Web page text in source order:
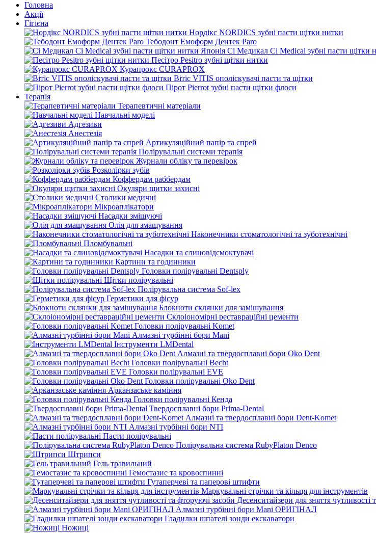
Головна
Акції
Гігієна
Нордікс NORDICS зубні пасти щітки нитки
Тебодонт Емоформ Дентек Paro
Сі Медикал Ci Medical зубні пасти щітки
Песітро Pesitro зубні щітки нитки
Курапрокс CURAPROX
Вітіс VITIS ополіскувачі пасти та щітки
Пірот Pierrot зубні пасти щітки флоси
Терапія
Терапевтичні матеріали
Навчальні моделі
Адгезиви
Анестезія
Артикуляційний папір та спрей
Полірувальні системи терапія
Журнали обліку та перевірок
Розколірки зубів
Коффердам раббердам
Окуляри щитки захисні
Столики медичні
Мікроаплікатори
Насадки змішуючі
Олія для змащування
Наконечники стоматологічні та зуботехнічні
Пломбувальні
Насадки та слиновідсмоктувачі
Картини та годинники
Головки полірувальні Dentsply
Щітки полірувальні
Полірувальна система Sof-lex
Герметики для фісур
Блокноти склянки для замішування
Склоіономірні реставраційні цементи
Головки полірувальні Komet
Алмазні турбінні бори Mani
Інструменти LMDental
Алмазні та твердосплавні бори Oko Dent
Головки полірувальні Becht
Головки полірувальні EVE
Головки полірувальні Oko Dent
Арканзаське каміння
Головки полірувальні Кенда
Твердосплавні бори Prima-Dental
Алмазні та твердосплавні бори Dent-Komet
Алмазні турбінні бори NTI
Пасти полірувальні
Полірувальна система RubyPlaton Denco
Штрипси
Гель травильний
Гемостазис та кровоспинні
Гутаперчеві та паперові штифти
Маркувальні стрічки та кільця для інструментів
Десенситайзери для зняття чутливості
Алмазні турбінні бори Mani ОРИГІНАЛ
Гладилки шпателі зонди екскаватори
Ножиці